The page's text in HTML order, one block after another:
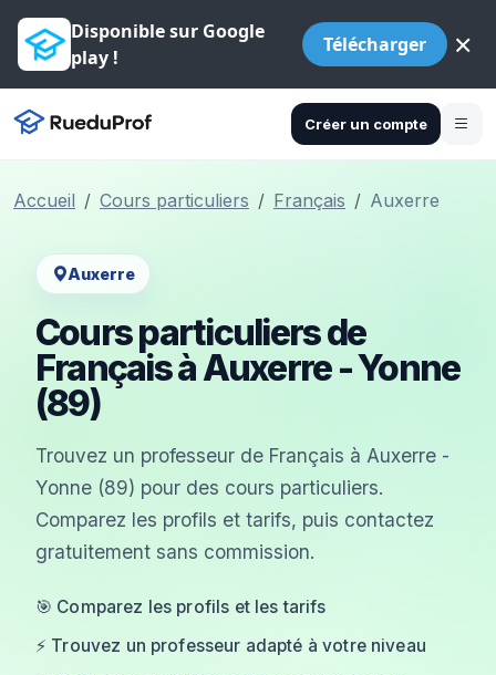
Disponible sur Google
play !
Télécharger ×
Créer un compte
Accueil Cours particuliers Français Auxerre
Auxerre
Cours particuliers de
Français à Auxerre - Yonne
(89)
Trouvez un professeur de Français à Auxerre -
Yonne (89) pour des cours particuliers.
Comparez les profils et tarifs, puis contactez
gratuitement sans commission.
🎯 Comparez les profils et les tarifs
⚡ Trouvez un professeur adapté à votre niveau